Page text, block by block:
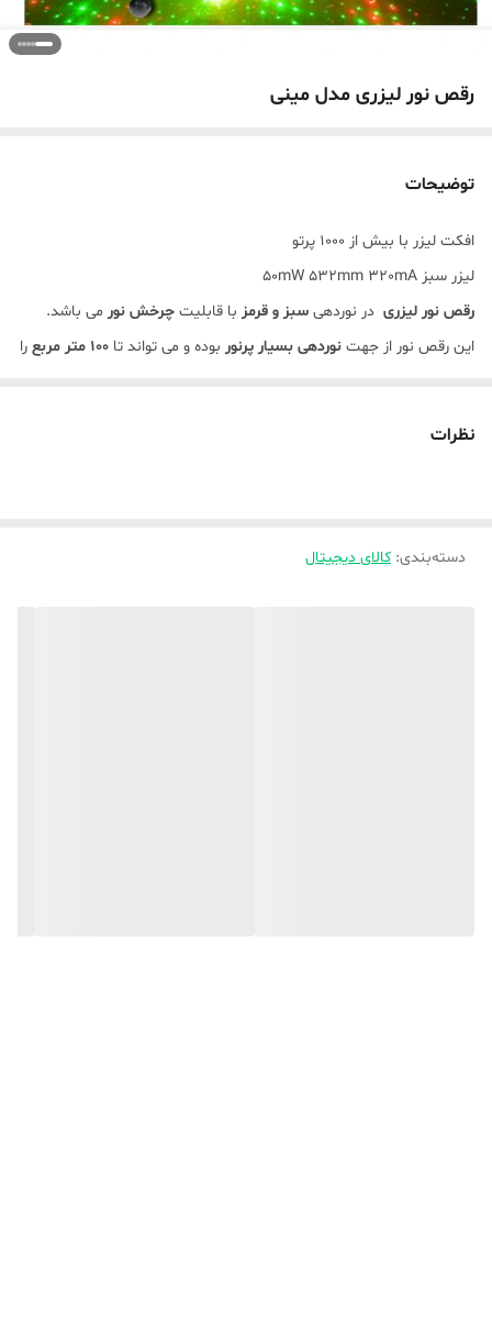
رقص نور لیزری مدل مینی
توضیحات
افکت لیزر با بیش از 1000 پرتو
لیزر سبز 50mW 532mm 320mA
رقص نور لیزری در نوردهی سبز و قرمز با قابلیت چرخش نور می باشد.
این رقص نور از جهت نوردهی بسیار پرنور بوده و می تواند تا 100 متر مربع
را
نظرات
دسته‌بندی: کالای دیجیتال